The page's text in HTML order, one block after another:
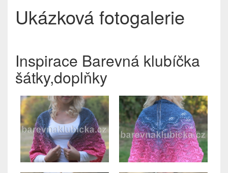
Ukázková fotogalerie
Inspirace Barevná klubíčka
šátky,doplňky